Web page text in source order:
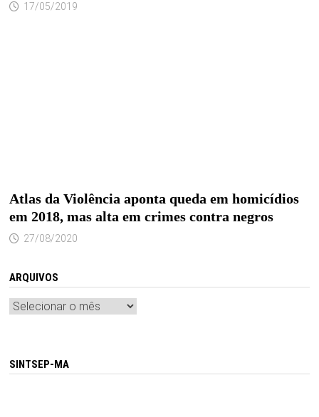
17/05/2019
Atlas da Violência aponta queda em homicídios
em 2018, mas alta em crimes contra negros
27/08/2020
ARQUIVOS
Arquivos
SINTSEP-MA